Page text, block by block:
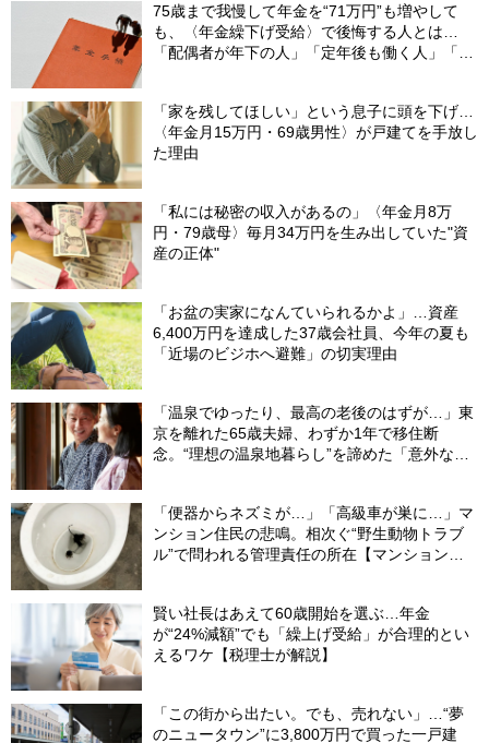
75歳まで我慢して年金を“71万円”も増やして
も、〈年金繰下げ受給〉で後悔する人とは…
「配偶者が年下の人」「定年後も働く人」「特
「家を残してほしい」という息子に頭を下げ…
〈年金月15万円・69歳男性〉が戸建てを手放し
た理由
「私には秘密の収入があるの」〈年金月8万
円・79歳母〉毎月34万円を生み出していた"資
産の正体"
「お盆の実家になんていられるかよ」…資産
6,400万円を達成した37歳会社員、今年の夏も
「近場のビジホへ避難」の切実理由
「温泉でゆったり、最高の老後のはずが…」東
京を離れた65歳夫婦、わずか1年で移住断
念。“理想の温泉地暮らし”を諦めた「意外な理
「便器からネズミが…」「高級車が巣に…」マ
ンション住民の悲鳴。相次ぐ“野生動物トラブ
ル”で問われる管理責任の所在【マンション管
賢い社長はあえて60歳開始を選ぶ…年金
が“24%減額”でも「繰上げ受給」が合理的とい
えるワケ【税理士が解説】
「この街から出たい。でも、売れない」…“夢
のニュータウン”に3,800万円で買った一戸建